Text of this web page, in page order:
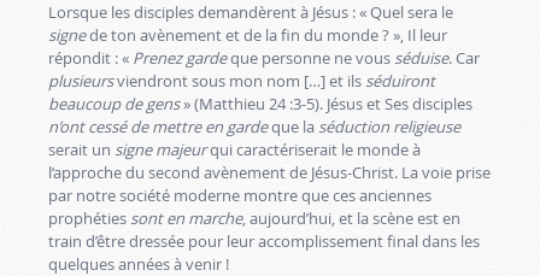
Lorsque les disciples demandèrent à Jésus : « Quel sera le
signede ton avènement et de la fin du monde ? », Il leur
répondit : « Prenez gardeque personne ne vous séduise. Car
plusieursviendront sous mon nom […] et ils séduiront
beaucoup de gens» (Matthieu 24 :3-5). Jésus et Ses disciples
n’ont cessé de mettre en gardeque la séduction religieuse
serait un signe majeurqui caractériserait le monde à
l’approche du second avènement de Jésus-Christ. La voie prise
par notre société moderne montre que ces anciennes
prophéties sont en marche, aujourd’hui, et la scène est en
train d’être dressée pour leur accomplissement final dans les
quelques années à venir !